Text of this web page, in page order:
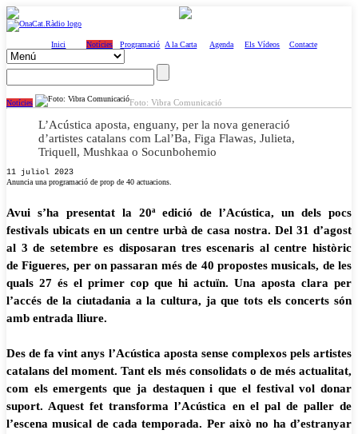
Inici Notícies Programació A la Carta Agenda Els Vídeos Contacte
Notícies Foto: Vibra Comunicació
L’Acústica aposta, enguany, per la nova generació
d’artistes catalans com Lal’Ba, Figa Flawas, Julieta,
Triquell, Mushkaa o Socunbohemio
11 juliol 2023
Anuncia una programació de prop de 40 actuacions.
Avui s’ha presentat la 20ª edició de l’Acústica, un dels pocs
festivals ubicats en un centre urbà de casa nostra. Del 31 d’agost
al 3 de setembre es disposaran tres escenaris al centre històric
de Figueres, per on passaran més de 40 propostes musicals, de les
quals 27 és el primer cop que hi actuïn. Una aposta clara per
l’accés de la ciutadania a la cultura, ja que tots els concerts són
amb entrada lliure.
Des de fa vint anys l’Acústica aposta sense complexos pels artistes
catalans del moment. Tant els més consolidats o de més actualitat,
com els emergents que ja destaquen i que el festival vol donar
suport. Aquest fet transforma l’Acústica en el pal de paller de
l’escena musical de cada temporada. Per això no ha d’estranyar